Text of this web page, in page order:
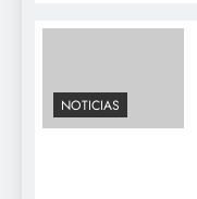
NOTICIAS